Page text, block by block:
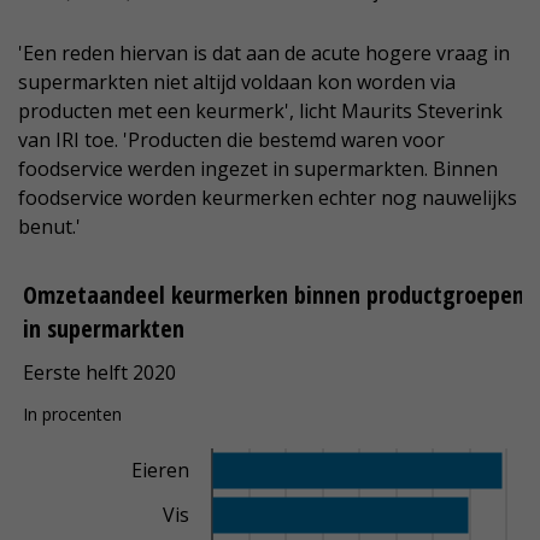
'Een reden hiervan is dat aan de acute hogere vraag in
supermarkten niet altijd voldaan kon worden via
producten met een keurmerk', licht Maurits Steverink
van IRI toe. 'Producten die bestemd waren voor
foodservice werden ingezet in supermarkten. Binnen
foodservice worden keurmerken echter nog nauwelijks
benut.'